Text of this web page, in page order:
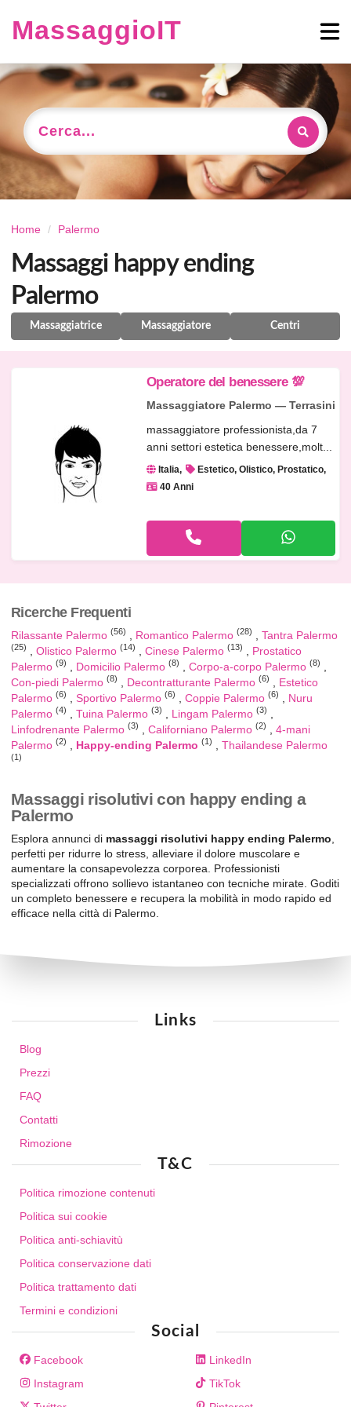
MassaggioIT
Cerca...
Home Palermo
Massaggi happy ending
Palermo
Massaggiatrice Massaggiatore Centri
Operatore del benessere 💯
Massaggiatore Palermo — Terrasini
massaggiatore professionista,da 7
anni settori estetica benessere,molt...
Italia
Estetico, Olistico, Prostatico
40 Anni
Ricerche Frequenti
Rilassante Palermo (56) Romantico Palermo (28) Tantra Palermo
(25) Olistico Palermo (14) Cinese Palermo (13)
Prostatico
Palermo (9) Domicilio Palermo (8) Corpo-a-corpo Palermo (8)
Con-piedi Palermo (8) Decontratturante Palermo (6)
Estetico
Palermo (6) Sportivo Palermo (6) Coppie Palermo (6)
Nuru
Palermo (4) Tuina Palermo (3) Lingam Palermo (3)
Linfodrenante Palermo (3) Californiano Palermo (2)
4-mani
Palermo (2) Happy-ending Palermo (1) Thailandese Palermo
(1)
Massaggi risolutivi con happy ending a
Palermo
Esplora annunci di massaggi risolutivi happy ending Palermo
perfetti per ridurre lo stress, alleviare il dolore muscolare e
aumentare la consapevolezza corporea. Professionisti
specializzati offrono sollievo istantaneo con tecniche mirate. Goditi
un completo benessere e recupera la mobilità in modo rapido ed
efficace nella città di Palermo.
Links
Blog
Prezzi
FAQ
Contatti
Rimozione
T&C
Politica rimozione contenuti
Politica sui cookie
Politica anti-schiavitù
Politica conservazione dati
Politica trattamento dati
Termini e condizioni
Social
Facebook
Instagram
LinkedIn
TikTok